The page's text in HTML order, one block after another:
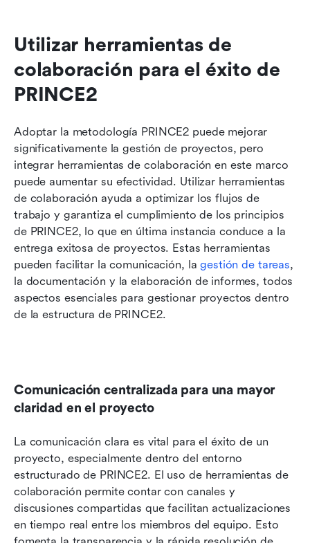
Utilizar herramientas de
colaboración para el éxito de
PRINCE2
Adoptar la metodología PRINCE2 puede mejorar
significativamente la gestión de proyectos, pero
integrar herramientas de colaboración en este marco
puede aumentar su efectividad. Utilizar herramientas
de colaboración ayuda a optimizar los flujos de
trabajo y garantiza el cumplimiento de los principios
de PRINCE2, lo que en última instancia conduce a la
entrega exitosa de proyectos. Estas herramientas
pueden facilitar la comunicación, la gestión de tareas,
la documentación y la elaboración de informes, todos
aspectos esenciales para gestionar proyectos dentro
de la estructura de PRINCE2.
Comunicación centralizada para una mayor
claridad en el proyecto
La comunicación clara es vital para el éxito de un
proyecto, especialmente dentro del entorno
estructurado de PRINCE2. El uso de herramientas de
colaboración permite contar con canales y
discusiones compartidas que facilitan actualizaciones
en tiempo real entre los miembros del equipo. Esto